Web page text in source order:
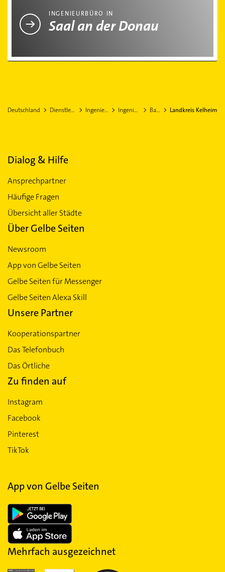
INGENIEURBÜRO IN
Saal an der Donau
Deutschland Dienstleistungen Ingenieurbüros Ingenieurbüro Bayern Landkreis Kelheim
Dialog & Hilfe
Ansprechpartner
Häufige Fragen
Übersicht aller Städte
Über Gelbe Seiten
Newsroom
App von Gelbe Seiten
Gelbe Seiten für Messenger
Gelbe Seiten Alexa Skill
Unsere Partner
Kooperationspartner
Das Telefonbuch
Das Örtliche
Zu finden auf
Instagram
Facebook
Pinterest
TikTok
App von Gelbe Seiten
Mehrfach ausgezeichnet